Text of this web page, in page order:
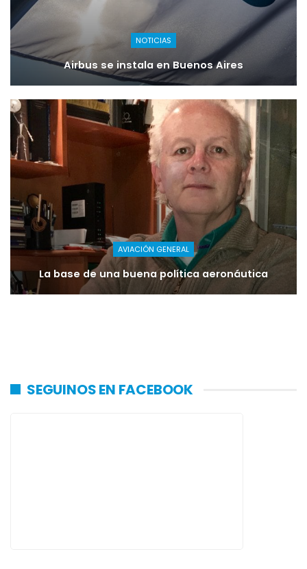
NOTICIAS
Airbus se instala en Buenos Aires
AVIACIÓN GENERAL
La base de una buena política aeronáutica
SEGUINOS EN FACEBOOK